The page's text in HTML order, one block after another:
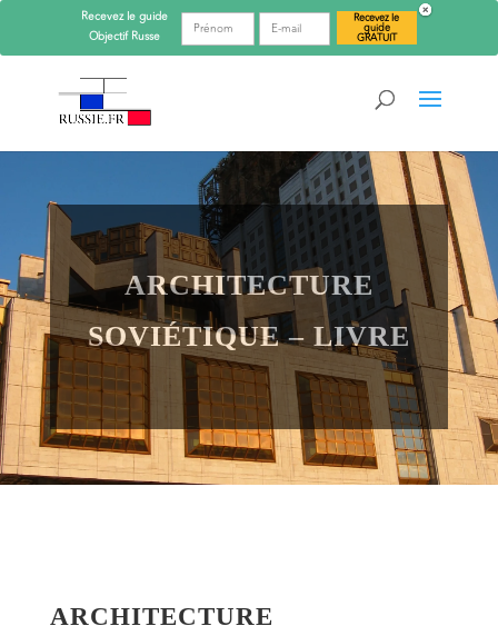
ARCHITECTURE
SOVIÉTIQUE – LIVRE
ARCHITECTURE
Recevez le guide
ObjectifRusse
Recevez le
guide
GRATUIT